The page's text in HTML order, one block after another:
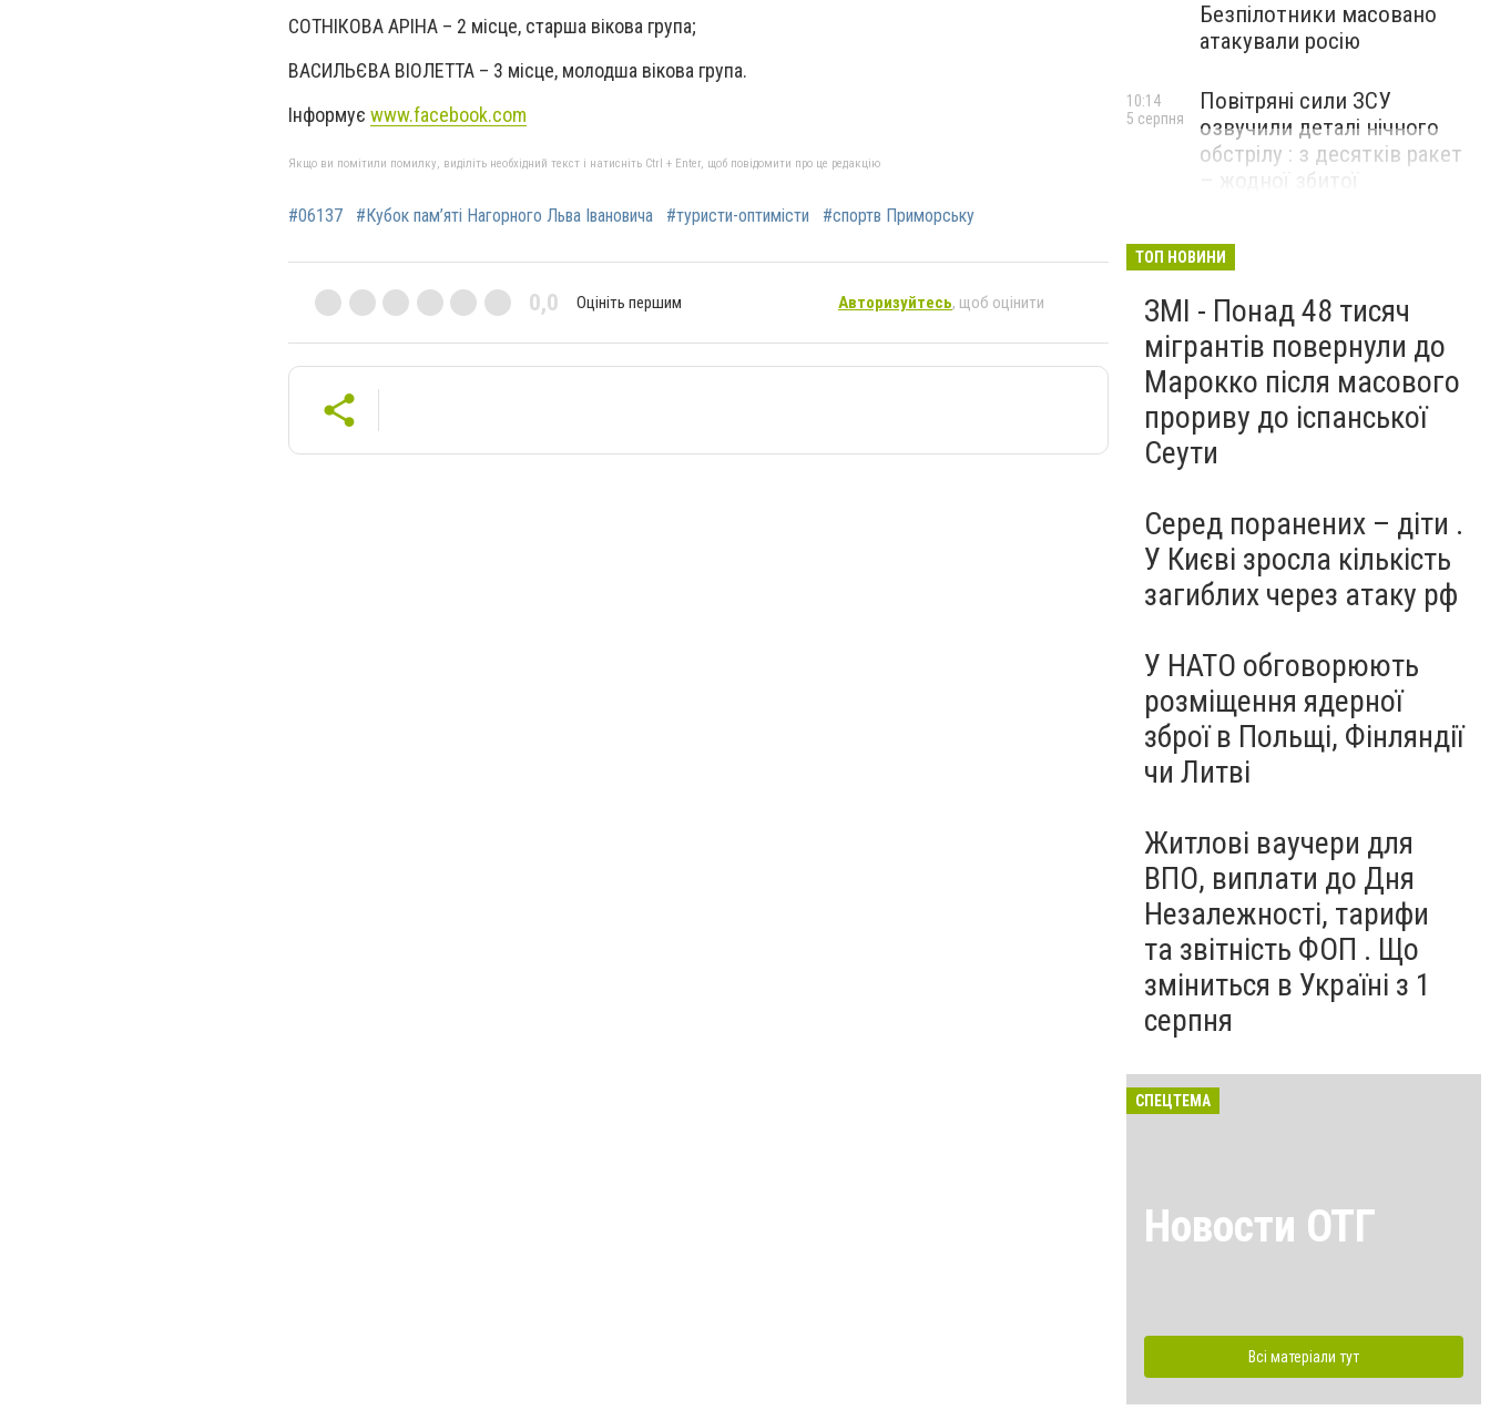
СОТНІКОВА АРІНА – 2 місце, старша вікова група;
ВАСИЛЬЄВА ВІОЛЕТТА – 3 місце, молодша вікова група.
Інформує www.facebook.com
Якщо ви помітили помилку, виділіть необхідний текст і натисніть Ctrl + Enter, щоб повідомити про це редакцію
#06137 #Кубок пам’яті Нагорного Льва Івановича #туристи-оптимісти #спортв Приморську
0,0 Оцініть першим Авторизуйтесь, щоб оцінити
Безпілотники масовано
атакували росію
Повітряні сили ЗСУ
озвучили деталі нічного
обстрілу : з десятків ракет
– жодної збитої
10:14
5 серпня
ТОП НОВИНИ
ЗМІ - Понад 48 тисяч
мігрантів повернули до
Марокко після масового
прориву до іспанської
Сеути
Серед поранених – діти .
У Києві зросла кількість
загиблих через атаку рф
У НАТО обговорюють
розміщення ядерної
зброї в Польщі, Фінляндії
чи Литві
Житлові ваучери для
ВПО, виплати до Дня
Незалежності, тарифи
та звітність ФОП . Що
зміниться в Україні з 1
серпня
СПЕЦТЕМА
Новости ОТГ
Всі матеріали тут